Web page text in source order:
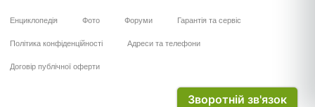
Енциклопедія Фото Форуми Гарантія та сервіс
Політика конфіденційності Адреси та телефони
Договір публічної оферти